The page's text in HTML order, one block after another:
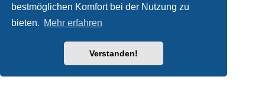
bestmöglichen Komfort bei der Nutzung zu
bieten. Mehr erfahren
Verstanden!